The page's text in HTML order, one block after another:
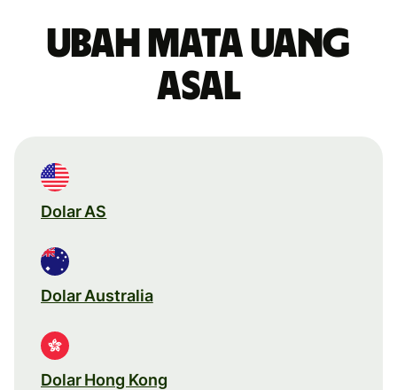
Ubah mata uang
asal
Dolar AS
Dolar Australia
Dolar Hong Kong